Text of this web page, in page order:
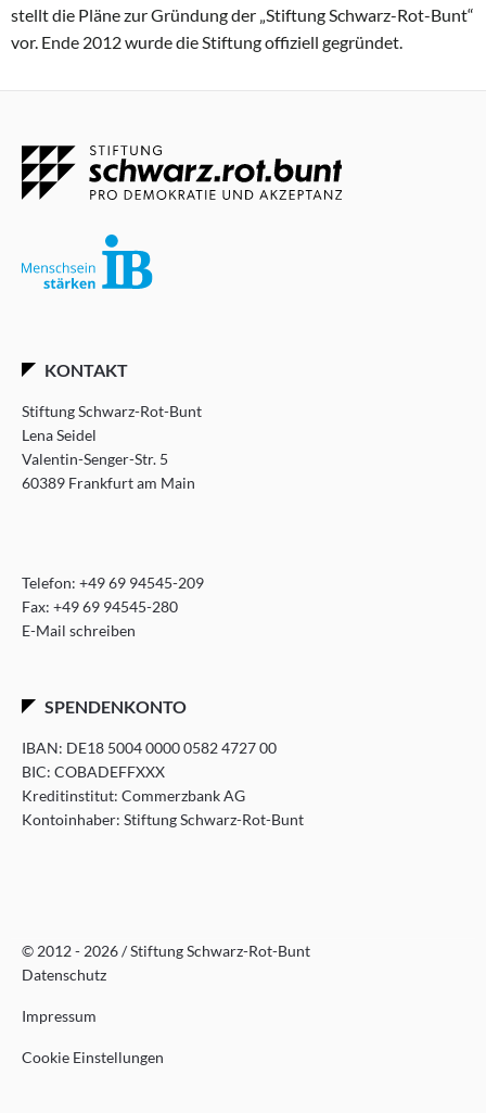
stellt die Pläne zur Gründung der „Stiftung Schwarz-Rot-Bunt“
vor. Ende 2012 wurde die Stiftung offiziell gegründet.
KONTAKT
Stiftung Schwarz-Rot-Bunt
Lena Seidel
Valentin-Senger-Str. 5
60389 Frankfurt am Main
Telefon: +49 69 94545-209
Fax: +49 69 94545-280
E-Mail schreiben
SPENDENKONTO
IBAN: DE18 5004 0000 0582 4727 00
BIC: COBADEFFXXX
Kreditinstitut: Commerzbank AG
Kontoinhaber: Stiftung Schwarz-Rot-Bunt
© 2012 - 2026 / Stiftung Schwarz-Rot-Bunt
Datenschutz
Impressum
Cookie Einstellungen